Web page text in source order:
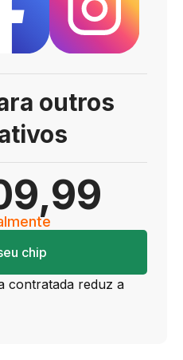
outros
chip
contratada reduz a